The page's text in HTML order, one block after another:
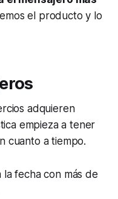
el producto y lo
adquieren
empieza a tener
cuanto a tiempo.
fecha con más de